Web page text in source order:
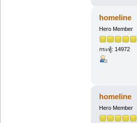
homeline
Hero Member
กระทู้: 14972
homeline
Hero Member